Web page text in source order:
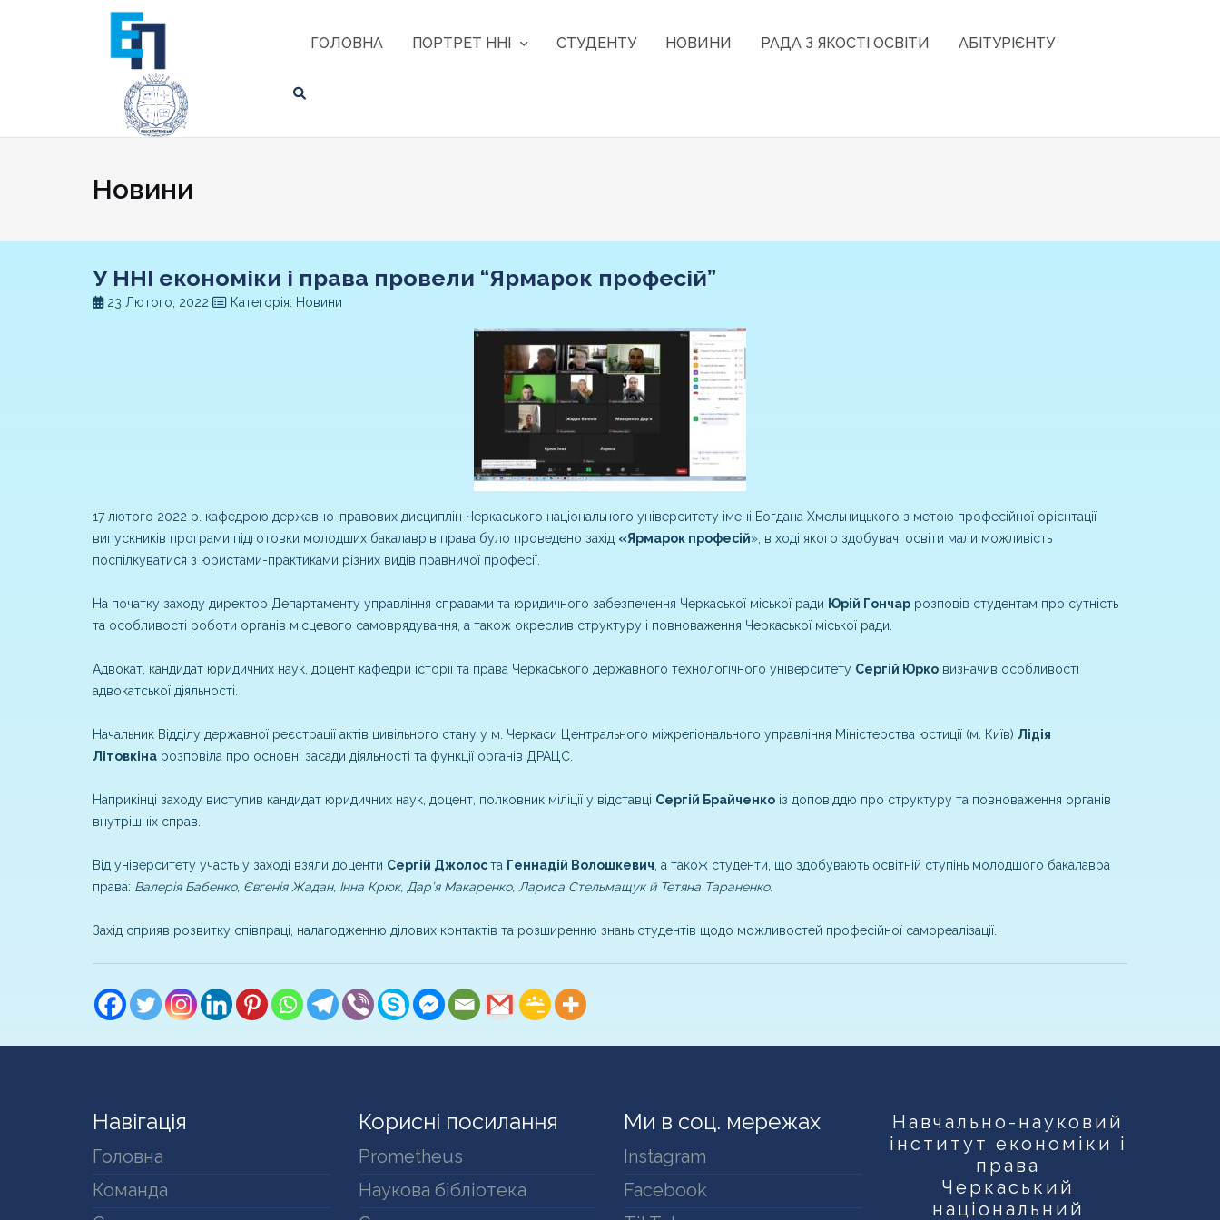
ГОЛОВНА ПОРТРЕТ ННІ СТУДЕНТУ НОВИНИ РАДА З ЯКОСТІ ОСВІТИ АБІТУРІЄНТУ
Новини
У ННІ економіки і права провели “Ярмарок професій”
23 Лютого, 2022 Категорія: Новини
17 лютого 2022 р. кафедрою державно-правових дисциплін Черкаського національного університету імені Богдана Хмельницького з метою професійної орієнтації
випускників програми підготовки молодших бакалаврів права було проведено захід «Ярмарок професій», в ході якого здобувачі освіти мали можливість
поспілкуватися з юристами-практиками різних видів правничої професії.
На початку заходу директор Департаменту управління справами та юридичного забезпечення Черкаської міської ради Юрій Гончар розповів студентам про сутність
та особливості роботи органів місцевого самоврядування, а також окреслив структуру і повноваження Черкаської міської ради.
Адвокат, кандидат юридичних наук, доцент кафедри історії та права Черкаського державного технологічного університету Сергій Юрко визначив особливості
адвокатської діяльності.
Начальник Відділу державної реєстрації актів цивільного стану у м. Черкаси Центрального міжрегіонального управління Міністерства юстиції (м. Київ) Лідія
Літовкіна розповіла про основні засади діяльності та функції органів ДРАЦС.
Наприкінці заходу виступив кандидат юридичних наук, доцент, полковник міліції у відставці Сергій Брайченко із доповіддю про структуру та повноваження органів
внутрішніх справ.
Від університету участь у заході взяли доценти Сергій Джолоста Геннадій Волошкевич , а також студенти, що здобувають освітній ступінь молодшого бакалавра
права: Валерія Бабенко, Євгенія Жадан, Інна Крюк, Дар’я Макаренко, Лариса Стельмащук й Тетяна Тараненко.
Захід сприяв розвитку співпраці, налагодженню ділових контактів та розширенню знань студентів щодо можливостей професійної самореалізації.
Навігація
Головна
Команда
Корисні посилання
Prometheus
Наукова бібліотека
Ми в соц. мережах
Instagram
Facebook
Навчально-науковий
інститут економіки і
права
Черкаський
національний